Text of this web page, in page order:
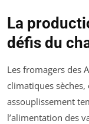
La
défis du
Les fromagers des
climatiques
assouplissement
l’alimentation des